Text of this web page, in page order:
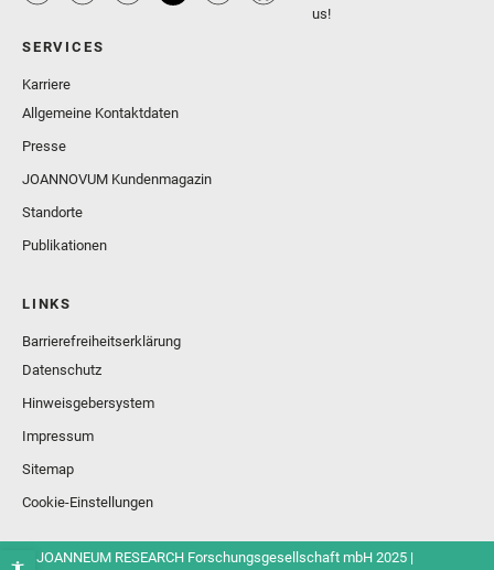
us!
SERVICES
Karriere
Allgemeine Kontaktdaten
Presse
JOANNOVUM Kundenmagazin
Standorte
Publikationen
LINKS
Barrierefreiheitserklärung
Datenschutz
Hinweisgebersystem
Impressum
Sitemap
Cookie-Einstellungen
© JOANNEUM RESEARCH Forschungsgesellschaft mbH 2025 |